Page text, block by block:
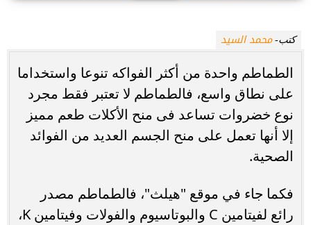
كتب-محمد السيد
الطماطم واحدة من أكثر الفواكه تنوعا واستخداما
على نطاق واسع، فالطماطم لا تعتبر فقط مجرد
نوع خضروات تساعد فى منح الأكلات طعم مميز
إلا أنها تعمل على منح الجسم العديد من الفوائد
الصحية.
فكما جاء في موقع "هيلث"، فالطماطم مصدر
رائع لفيتامين C والبوتاسيوم والفولات وفيتامين K،